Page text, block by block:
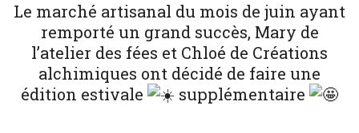
Le marché artisanal du mois de juin ayant
remporté un grand succès, Mary de
l’atelier des fées et Chloé de Créations
alchimiques ont décidé de faire une
édition estivale
supplémentaire